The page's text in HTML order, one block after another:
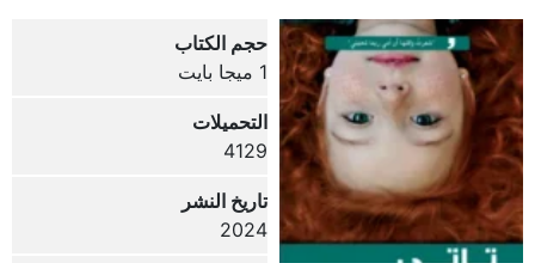
حجم الكتاب
1 ميجا بايت
التحميلات
4129
تاريخ النشر
2024